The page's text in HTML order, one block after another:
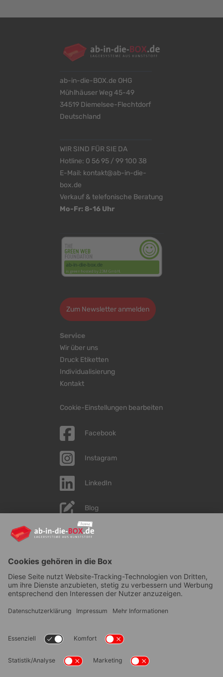
ab-in-die-BOX.de OHG
Mühlhäuser Weg 45-49
34519 Diemelsee-Flechtdorf
Deutschland
WIR SIND FÜR SIE DA
Hotline: 0 56 95 / 99 100 38
E-Mail: kontakt@ab-in-die-
box.de
Verkauf & telefonische Beratung
Mo-Fr: 8-16 Uhr
Zum Newsletter anmelden
Service
Wir über uns
Druck Etiketten
Individualisierung
Kontakt
Cookie-Einstellungen bearbeiten
Facebook
Instagram
LinkedIn
Blog
YouTube